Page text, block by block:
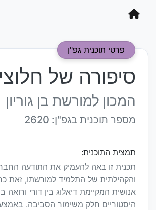
פרטי תוכנית גפ"ן
סיפורה של
המכון למורשת בן גוריון
מספר תוכנית בגפ"ן: 2620
תמצית התוכנית:
תכנית זו באה להעמיק את התודעה
והקהילתית של התלמיד למורשתו, זאת
אנושית המקיימת דיאלוג בין דורי ורואה
היסטוריים חלק משימור הסביבה.